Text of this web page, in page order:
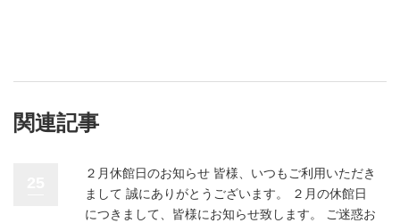
関連記事
２月休館日のお知らせ 皆様、いつもご利用いただき
まして 誠にありがとうございます。 ２月の休館日
につきまして、皆様にお知らせ致します。 ご迷惑お